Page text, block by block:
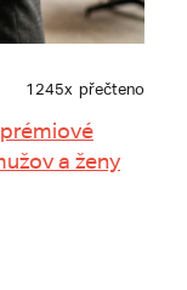
1245x přečteno
a ženy